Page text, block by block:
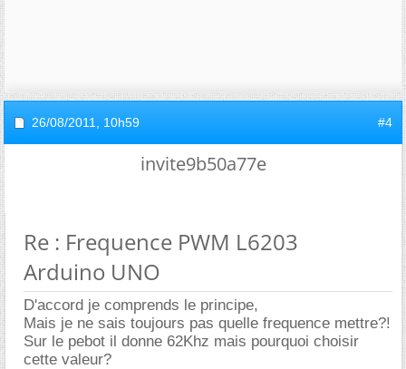
26/08/2011, 10h59 #4
invite9b50a77e
Re : Frequence PWM L6203
Arduino UNO
D'accord je comprends le principe,
Mais je ne sais toujours pas quelle frequence mettre?!
Sur le pebot il donne 62Khz mais pourquoi choisir
cette valeur?